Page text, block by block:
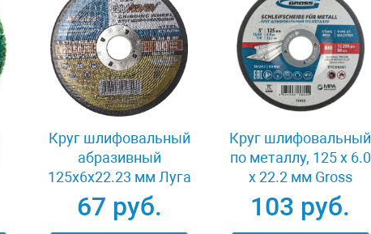
Круг шлифовальный
абразивный
125x6x22.23 мм Луга
3650-125-06
67 руб.
Круг шлифовальный
по металлу, 125 х 6.0
х 22.2 мм Gross
74400
103 руб.